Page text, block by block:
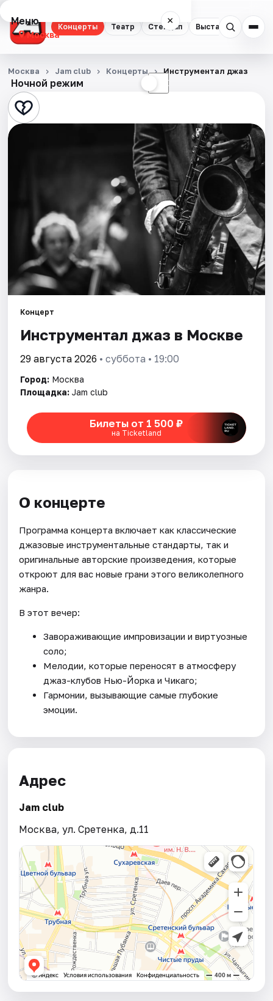
Концерты Театр Стендап Выставки
Меню ×
Москва
Концерты
Театр
Стендап
Спорт
События
Площадки
Артисты
Рейтинги
Ночной режим ☾
Москва Jam club Концерты Инструментал джаз
Концерт
Инструментал джаз в Москве
29 августа 2026 • суббота • 19:00
Город: Москва
Площадка: Jam club
Билеты от 1 500 ₽
на Ticketland
О концерте
Программа концерта включает как классические
джазовые инструментальные стандарты, так и
оригинальные авторские произведения, которые
откроют для вас новые грани этого великолепного
жанра.
В этот вечер:
Завораживающие импровизации и виртуозные
соло;
Мелодии, которые переносят в атмосферу
джаз-клубов Нью-Йорка и Чикаго;
Гармонии, вызывающие самые глубокие
эмоции.
Адрес
Jam club
Москва, ул. Сретенка, д.11